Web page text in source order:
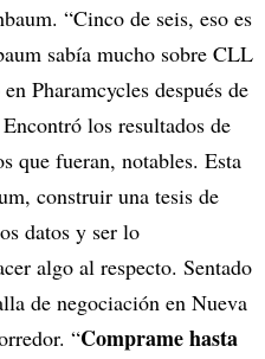
“Cinco de seis, eso es
sabía mucho sobre CLL
Pharamcycles después de
los resultados de
que fueran, notables. Esta
construir una tesis de
datos y ser lo
algo al respecto. Sentado
de negociación en Nueva
“Comprame hasta